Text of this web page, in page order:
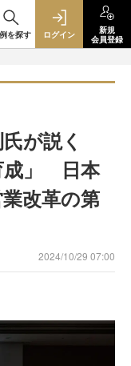
を探す ログイン
新規
会員登録
が説く
成」 日本
改革の第
2024/10/29 07:00